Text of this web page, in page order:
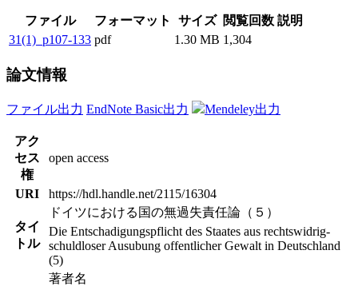
ファイル フォーマット サイズ 閲覧回数 説明
31(1)_p107-133 pdf 1.30 MB 1,304
論文情報
ファイル出力 EndNote Basic出力 Mendeley出力
アク
セス
権
open access
URI https://hdl.handle.net/2115/16304
タイ
トル
ドイツにおける国の無過失責任論（５）
Die Entschadigungspflicht des Staates aus rechtswidrig-
schuldloser Ausubung offentlicher Gewalt in Deutschland
(5)
著者名